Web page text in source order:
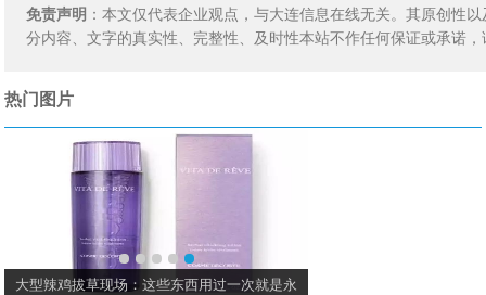
免责声明 ：本文仅代表企业观点，与大连信息在线无关。其原创性
分内容、文字的真实性、完整性、及时性本站不作任何保证或承诺
热门图片
大型辣鸡拔草现场：这些东西用过一次就是永